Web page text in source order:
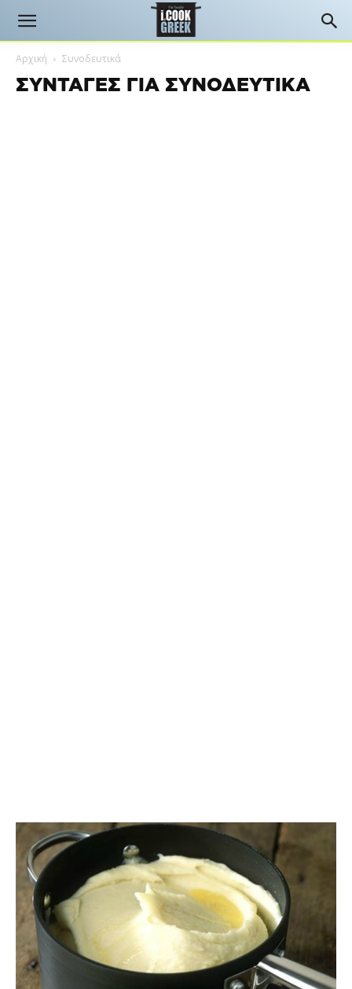
Αρχική Συνοδευτικά
ΣΥΝΤΑΓΈΣ ΓΙΑ ΣΥΝΟΔΕΥΤΙΚΆ